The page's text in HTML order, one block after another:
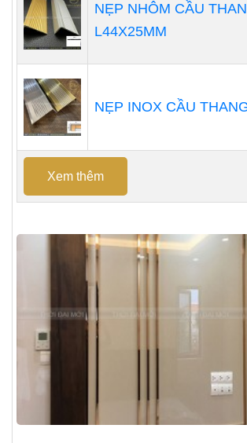
NẸP NHÔM CẦU
L44X25MM
NẸP INOX CẦU
Xem thêm